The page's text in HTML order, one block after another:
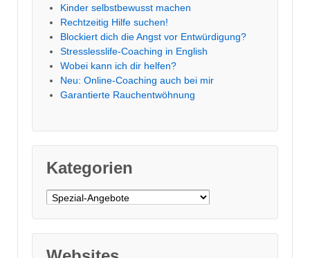
Kinder selbstbewusst machen
Rechtzeitig Hilfe suchen!
Blockiert dich die Angst vor Entwürdigung?
Stresslesslife-Coaching in English
Wobei kann ich dir helfen?
Neu: Online-Coaching auch bei mir
Garantierte Rauchentwöhnung
Kategorien
Kategorien